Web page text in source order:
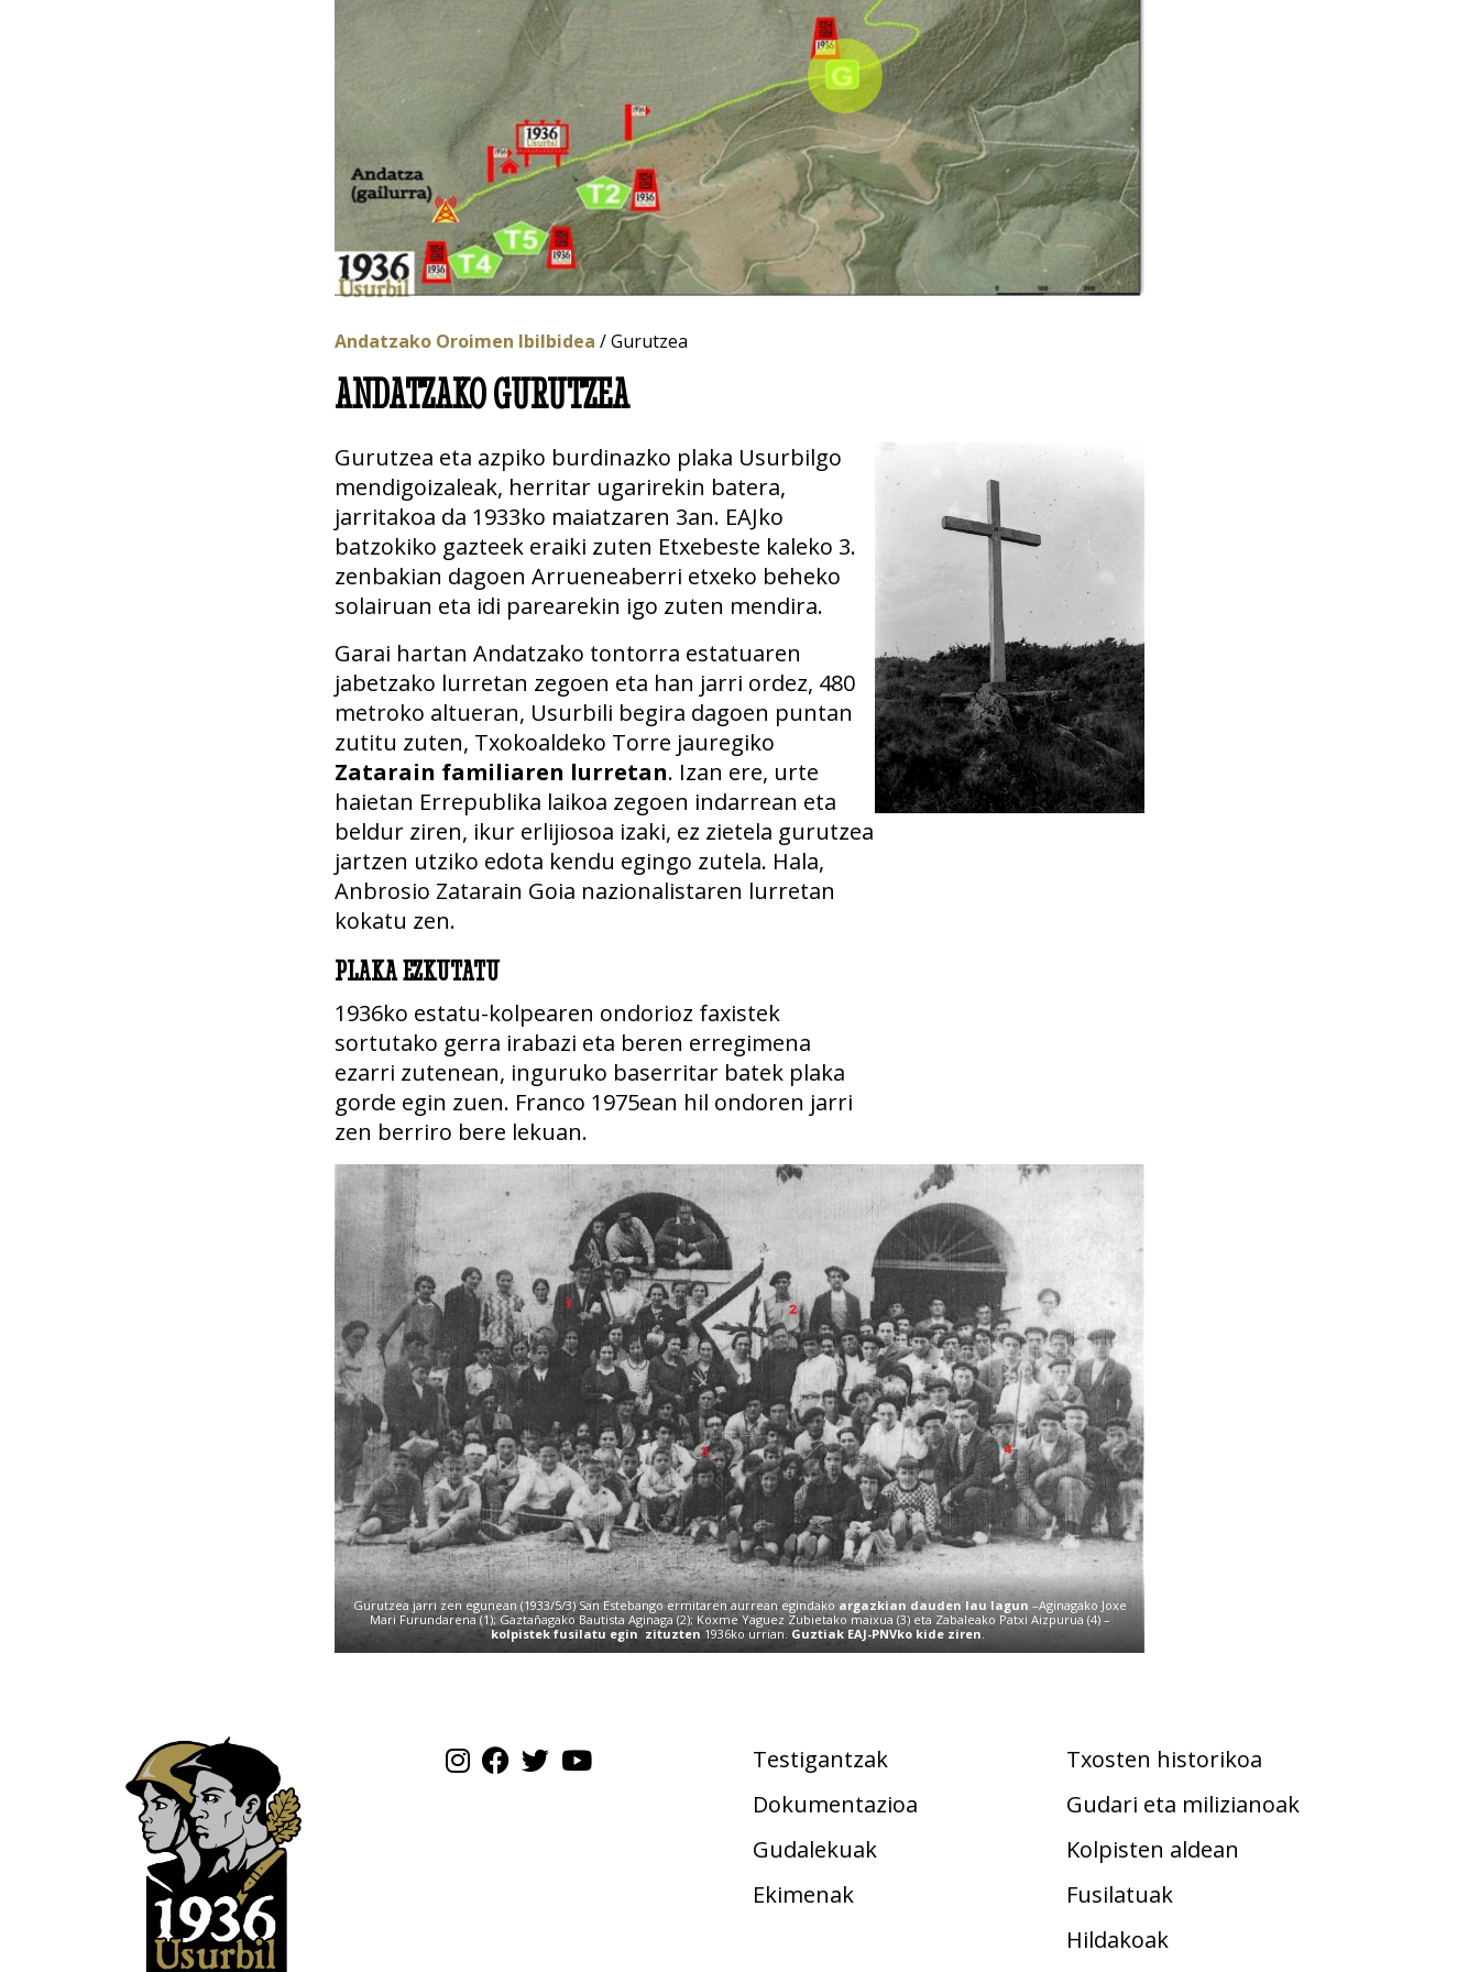
Andatzako Oroimen Ibilbidea / Gurutzea
ANDATZAKO GURUTZEA
Gurutzea eta azpiko burdinazko plaka Usurbilgo
mendigoizaleak, herritar ugarirekin batera,
jarritakoa da 1933ko maiatzaren 3an. EAJko
batzokiko gazteek eraiki zuten Etxebeste kaleko 3.
zenbakian dagoen Arrueneaberri etxeko beheko
solairuan eta idi parearekin igo zuten mendira.
Garai hartan Andatzako tontorra estatuaren
jabetzako lurretan zegoen eta han jarri ordez, 480
metroko altueran, Usurbili begira dagoen puntan
zutitu zuten, Txokoaldeko Torre jauregiko
Zatarain familiaren lurretan. Izan ere, urte
haietan Errepublika laikoa zegoen indarrean eta
beldur ziren, ikur erlijiosoa izaki, ez zietela gurutzea
jartzen utziko edota kendu egingo zutela. Hala,
Anbrosio Zatarain Goia nazionalistaren lurretan
kokatu zen.
PLAKA EZKUTATU
1936ko estatu-kolpearen ondorioz faxistek
sortutako gerra irabazi eta beren erregimena
ezarri zutenean, inguruko baserritar batek plaka
gorde egin zuen. Franco 1975ean hil ondoren jarri
zen berriro bere lekuan.
Gurutzea jarri zen egunean (1933/5/3) San Estebango ermitaren aurrean egindako argazkian dauden lau lagun –Aginagako Joxe
Mari Furundarena (1); Gaztañagako Bautista Aginaga (2); Koxme Yaguez Zubietako maixua (3) eta Zabaleako Patxi Aizpurua (4) –
kolpistek fusilatu egin zituzten1936ko urrian. Guztiak EAJ-PNVko kide ziren.
Testigantzak
Dokumentazioa
Gudalekuak
Ekimenak
Txosten historikoa
Gudari eta milizianoak
Kolpisten aldean
Fusilatuak
Hildakoak